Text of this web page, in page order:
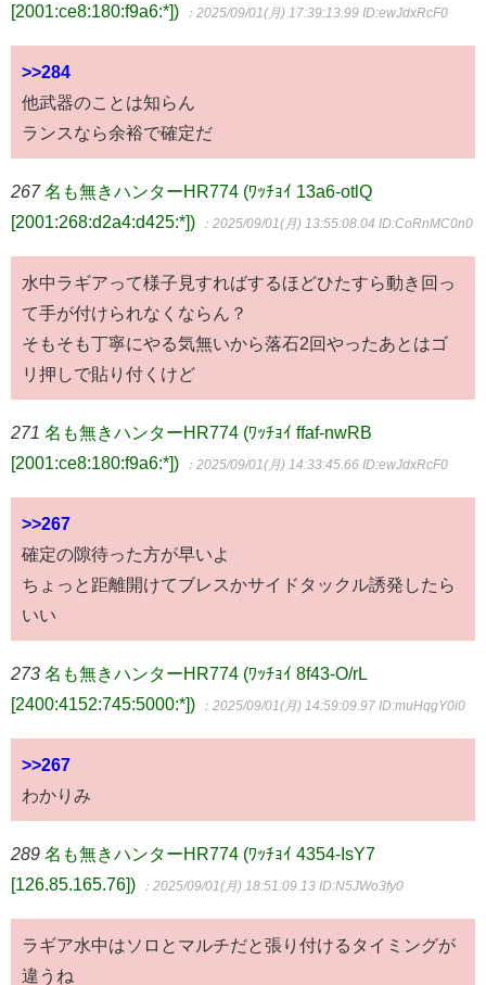
[2001:ce8:180:f9a6:*])
：2025/09/01(月) 17:39:13.99 ID:ewJdxRcF0
>>284
他武器のことは知らん
ランスなら余裕で確定だ
267 名も無きハンターHR774 (ﾜｯﾁｮｲ 13a6-otlQ
[2001:268:d2a4:d425:*])
：2025/09/01(月) 13:55:08.04 ID:CoRnMC0n0
水中ラギアって様子見すればするほどひたすら動き回っ
て手が付けられなくならん？
そもそも丁寧にやる気無いから落石2回やったあとはゴ
リ押しで貼り付くけど
271 名も無きハンターHR774 (ﾜｯﾁｮｲ ffaf-nwRB
[2001:ce8:180:f9a6:*])
：2025/09/01(月) 14:33:45.66 ID:ewJdxRcF0
>>267
確定の隙待った方が早いよ
ちょっと距離開けてブレスかサイドタックル誘発したら
いい
273 名も無きハンターHR774 (ﾜｯﾁｮｲ 8f43-O/rL
[2400:4152:745:5000:*])
：2025/09/01(月) 14:59:09.97 ID:muHqgY0i0
>>267
わかりみ
289 名も無きハンターHR774 (ﾜｯﾁｮｲ 4354-IsY7
[126.85.165.76])
：2025/09/01(月) 18:51:09.13 ID:N5JWo3fy0
ラギア水中はソロとマルチだと張り付けるタイミングが
違うね